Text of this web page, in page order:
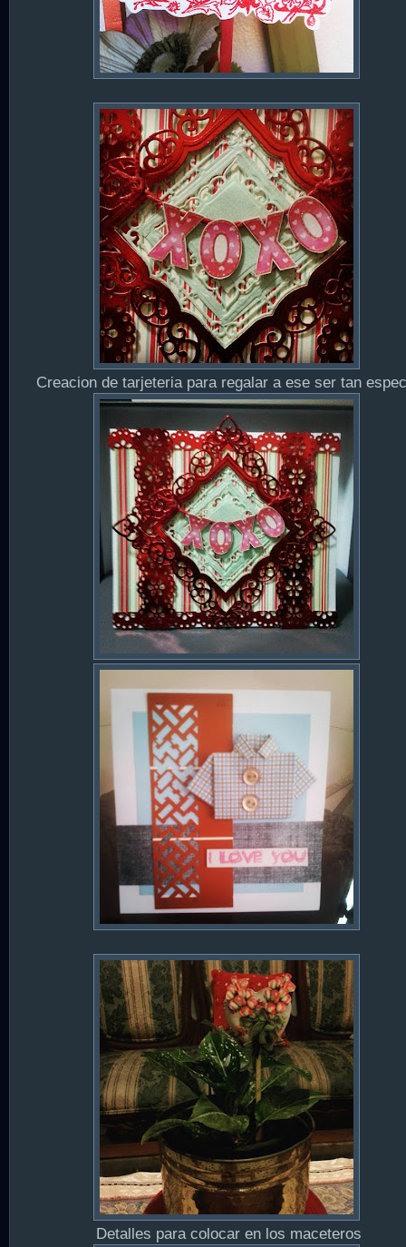
Creacion de tarjeteria para regalar a ese ser tan
Detalles para colocar en los maceteros